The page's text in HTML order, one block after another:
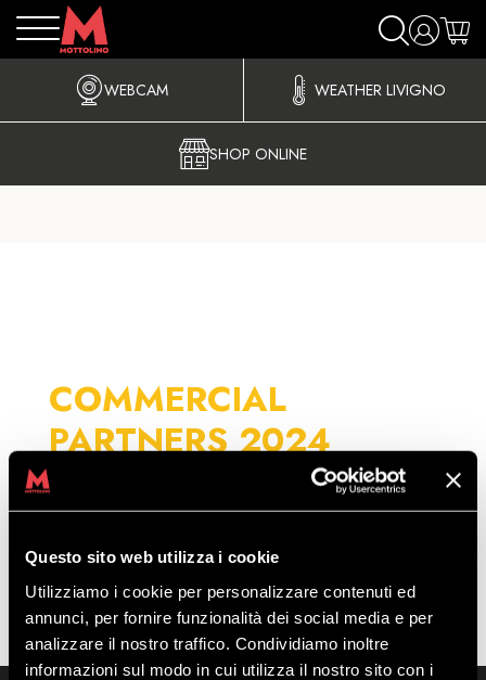
Questo sito web utilizza i cookie
Utilizziamo i cookie per personalizzare contenuti ed
annunci, per fornire funzionalità dei social media e per
analizzare il nostro traffico. Condividiamo inoltre
informazioni sul modo in cui utilizza il nostro sito con i
WEBCAM WEATHER LIVIGNO
SHOP ONLINE
COMMERCIAL
PARTNERS 2024
Mercedes-Benz Italia SPA